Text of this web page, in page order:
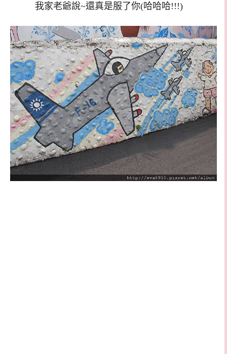
我家老爺說~還真是服了你(哈哈哈!!!)